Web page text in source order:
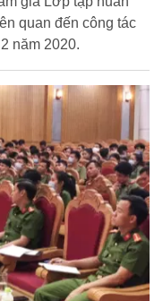
quan đến công tác
năm 2020.